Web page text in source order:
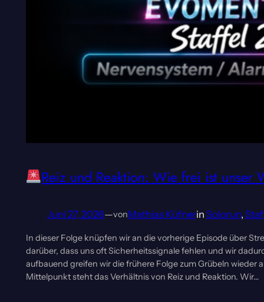
Reiz und Reaktion: Wie frei ist unser
Juni 27, 2026—vonMathias Küfnerin Solorun,
In dieser Folge knüpfen wir an die vorherige Episode über
darüber, dass uns oft Sicherheitssignale fehlen und wir
aufbauend greifen wir die frühere Folge zum Grübeln wieder
Mittelpunkt steht das Verhältnis von Reiz und Reaktion. Wir…